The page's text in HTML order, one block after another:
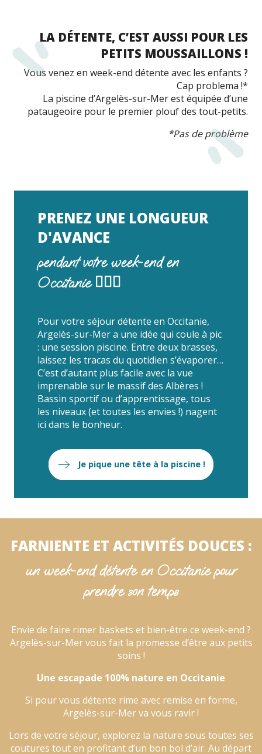
LA DÉTENTE, C’EST AUSSI POUR LES
PETITS MOUSSAILLONS !
Vous venez en week-end détente avec les enfants ?
Cap problema !*
La piscine d’Argelès-sur-Mer est équipée d’une
pataugeoire pour le premier plouf des tout-petits.
*Pas de problème
PRENEZ UNE LONGUEUR
D'AVANCE
pendant votre week-end en
Occitanie 🏊🏻‍♀️
Pour votre séjour détente en Occitanie,
Argelès-sur-Mer a une idée qui coule à pic
: une session piscine. Entre deux brasses,
laissez les tracas du quotidien s’évaporer…
C’est d’autant plus facile avec la vue
imprenable sur le massif des Albères !
Bassin sportif ou d’apprentissage, tous
les niveaux (et toutes les envies !) nagent
ici dans le bonheur.
Je pique une tête à la piscine !
FARNIENTE ET ACTIVITÉS DOUCES :
un week-end détente en Occitanie pour
prendre son temps
Envie de faire rimer baskets et bien-être ce week-end ?
Argelès-sur-Mer vous fait la promesse d’être aux petits
soins !
Une escapade 100% nature en Occitanie
Si pour vous détente rime avec remise en forme,
Argelès-sur-Mer va vous ravir !
Lors de votre séjour, explorez la nature sous toutes ses
coutures tout en profitant d’un bon bol d’air. Au départ